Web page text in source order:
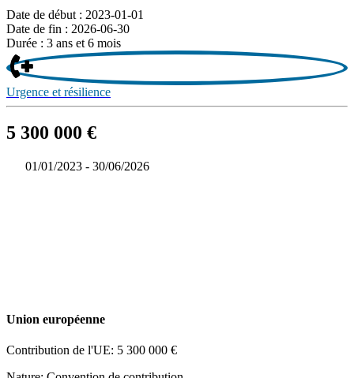
Date de début : 2023-01-01
Date de fin : 2026-06-30
Durée : 3 ans et 6 mois
Urgence et résilience
5 300 000 €
01/01/2023 - 30/06/2026
Union européenne
Contribution de l'UE: 5 300 000 €